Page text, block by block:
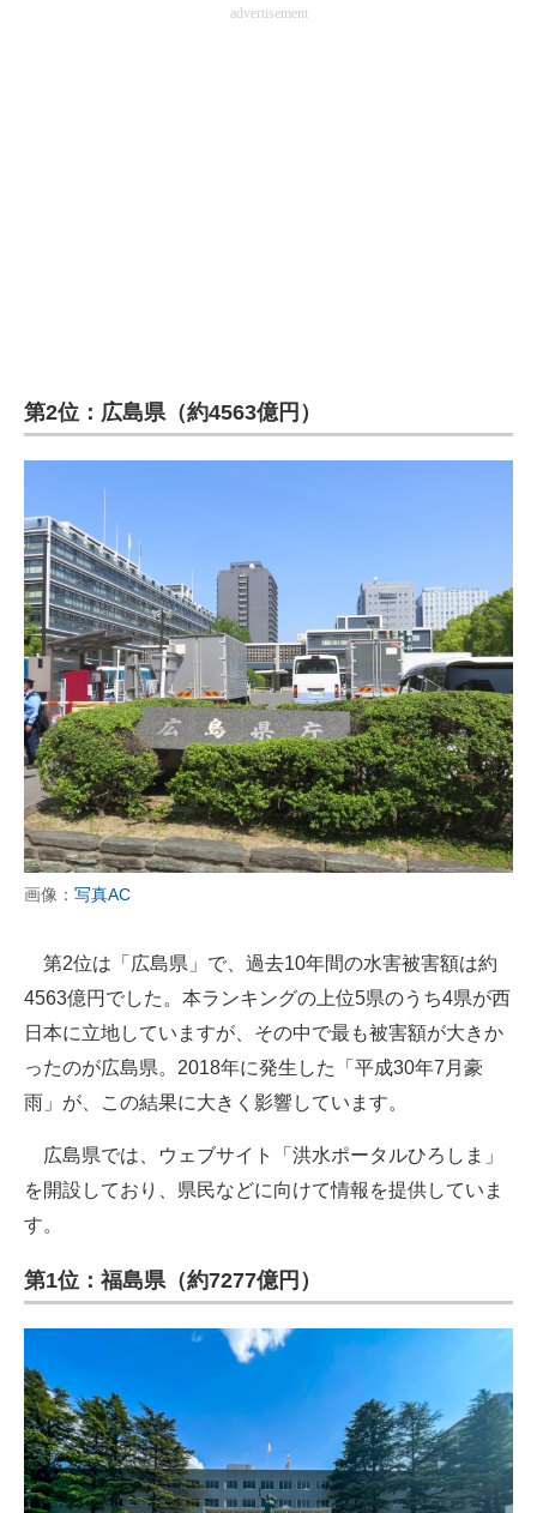
advertisement
第2位：広島県（約4563億円）
画像： 写真AC
第2位は「広島県」で、過去10年間の水害被害額は約
4563億円でした。本ランキングの上位5県のうち4県が西
日本に立地していますが、その中で最も被害額が大きか
ったのが広島県。2018年に発生した「平成30年7月豪
雨」が、この結果に大きく影響しています。
広島県では、ウェブサイト「洪水ポータルひろしま」
を開設しており、県民などに向けて情報を提供していま
す。
第1位：福島県（約7277億円）